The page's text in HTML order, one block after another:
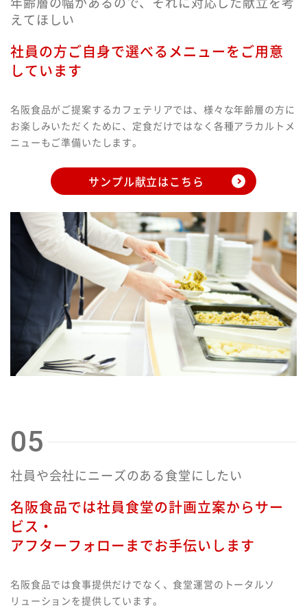
通常献立
ハンバーガー ポテトフライ イカフライ 温野菜サラダ
季節献立
ひつまぶし お吸い物
えてほしい
社員の方ご自身で選べるメニューをご用意
しています
名阪食品がご提案するカフェテリアでは、様々な年齢層の方に
お楽しみいただくために、定食だけではなく各種アラカルトメ
ニューもご準備いたします。
サンプル献立はこちら
05
社員や会社にニーズのある食堂にしたい
名阪食品では社員食堂の計画立案からサー
ビス・
アフターフォローまでお手伝いします
名阪食品では食事提供だけでなく、食堂運営のトータルソ
リューションを提供しています。